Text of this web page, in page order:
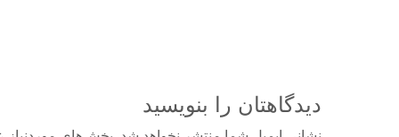
دیدگاهتان را بنویسید